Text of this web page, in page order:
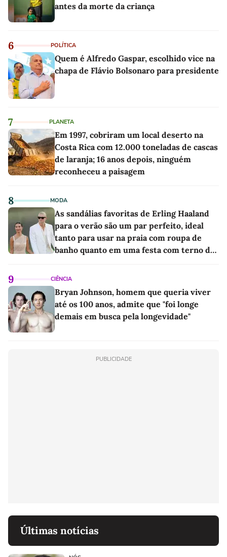
antes da morte da criança
6 POLÍTICA
Quem é Alfredo Gaspar, escolhido vice na
chapa de Flávio Bolsonaro para presidente
7 PLANETA
Em 1997, cobriram um local deserto na
Costa Rica com 12.000 toneladas de cascas
de laranja; 16 anos depois, ninguém
reconheceu a paisagem
8 MODA
As sandálias favoritas de Erling Haaland
para o verão são um par perfeito, ideal
tanto para usar na praia com roupa de
banho quanto em uma festa com terno de
9 CIÊNCIA
Bryan Johnson, homem que queria viver
até os 100 anos, admite que "foi longe
demais em busca pela longevidade"
PUBLICIDADE
Últimas notícias